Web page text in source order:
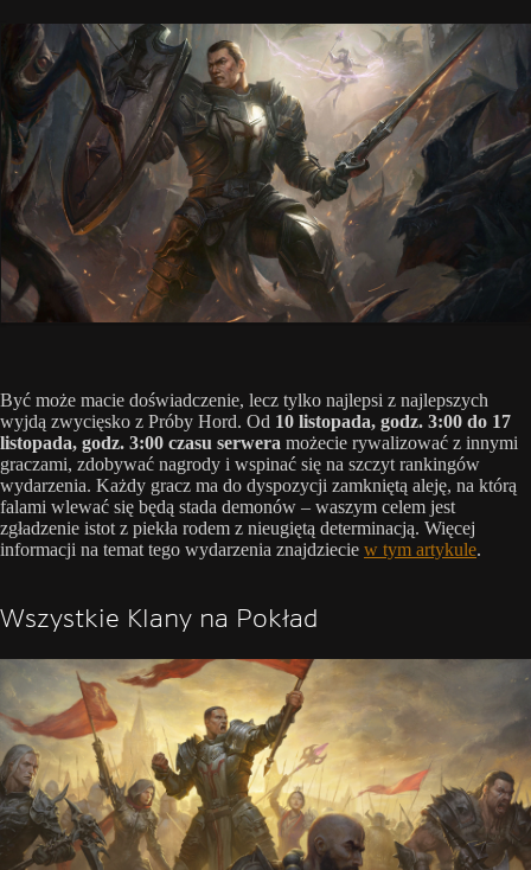
Być może macie doświadczenie, lecz tylko najlepsi z najlepszych
wyjdą zwycięsko z Próby Hord. Od 10 listopada, godz. 3:00 do 17
listopada, godz. 3:00 czasu serwera możecie rywalizować z innymi
graczami, zdobywać nagrody i wspinać się na szczyt rankingów
wydarzenia. Każdy gracz ma do dyspozycji zamkniętą aleję, na którą
falami wlewać się będą stada demonów – waszym celem jest
zgładzenie istot z piekła rodem z nieugiętą determinacją. Więcej
informacji na temat tego wydarzenia znajdziecie w tym artykule.
Wszystkie Klany na Pokład